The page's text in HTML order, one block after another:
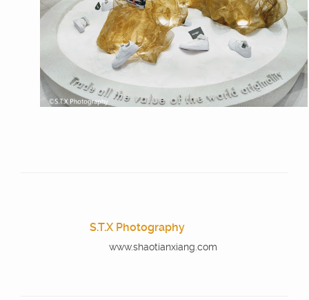
S.T.X Photography
www.shaotianxiang.com